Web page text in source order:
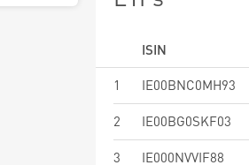
ISIN
1
IE00BNC0MH93
2 IE00BG0SKF03
3 IE000NVVIF88